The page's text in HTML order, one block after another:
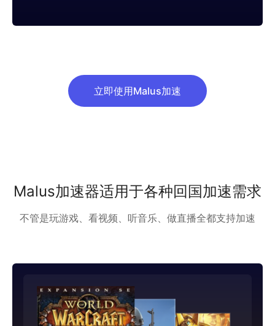
立即使用Malus加速
Malus加速器适用于各种回国加速需求
不管是玩游戏、看视频、听音乐、做直播全都支持加速